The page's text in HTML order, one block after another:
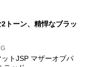
トーン、精悍なブラッ
トJSP マザーオブパ